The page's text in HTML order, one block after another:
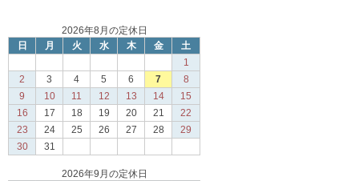
2026年8月の定休日
日
月 火 水 木 金
土
1
2
3 4 5 6 7
8
9
10 11 12 13 14
15
16
17 18 19 20 21
22
23
24 25 26 27 28
29
30
31
2026年9月の定休日